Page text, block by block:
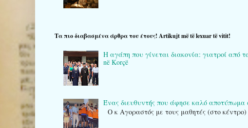
Τα πιο διαβασμένα άρθρα του έτους! Artikujt më të lexuar të vitit!
Η αγάπη που γίνεται διακονία: γιατροί από
në Korçë
Ένας διευθυντής που άφησε καλό
Ο κ Αγοραστός με τους μαθητές (στο κέντρο)